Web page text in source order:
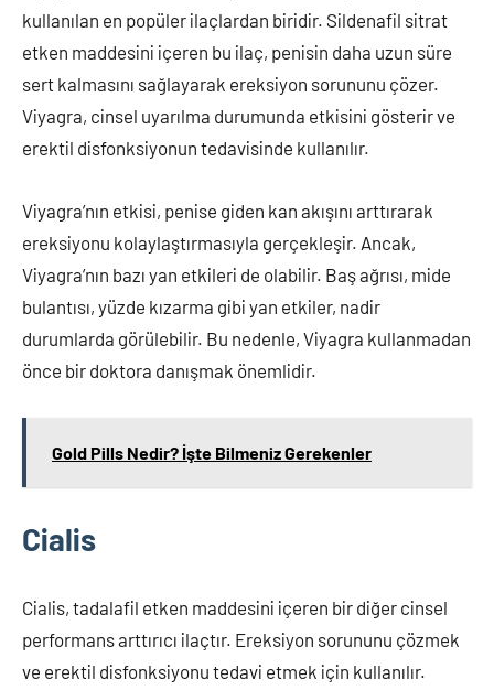
kullanılan en popüler ilaçlardan biridir. Sildenafil sitrat
etken maddesini içeren bu ilaç, penisin daha uzun süre
sert kalmasını sağlayarak ereksiyon sorununu çözer.
Viyagra, cinsel uyarılma durumunda etkisini gösterir ve
erektil disfonksiyonun tedavisinde kullanılır.
Viyagra’nın etkisi, penise giden kan akışını arttırarak
ereksiyonu kolaylaştırmasıyla gerçekleşir. Ancak,
Viyagra’nın bazı yan etkileri de olabilir. Baş ağrısı, mide
bulantısı, yüzde kızarma gibi yan etkiler, nadir
durumlarda görülebilir. Bu nedenle, Viyagra kullanmadan
önce bir doktora danışmak önemlidir.
Gold Pills Nedir? İşte Bilmeniz Gerekenler
Cialis
Cialis, tadalafil etken maddesini içeren bir diğer cinsel
performans arttırıcı ilaçtır. Ereksiyon sorununu çözmek
ve erektil disfonksiyonu tedavi etmek için kullanılır.